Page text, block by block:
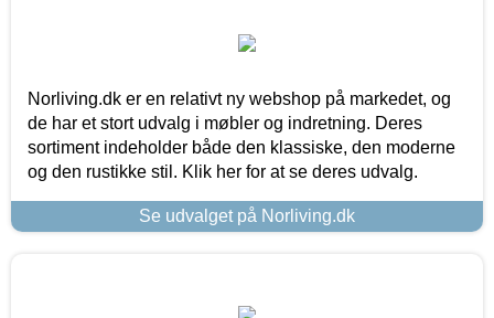
Norliving.dk er en relativt ny webshop på markedet, og
de har et stort udvalg i møbler og indretning. Deres
sortiment indeholder både den klassiske, den moderne
og den rustikke stil. Klik her for at se deres udvalg.
Se udvalget på Norliving.dk